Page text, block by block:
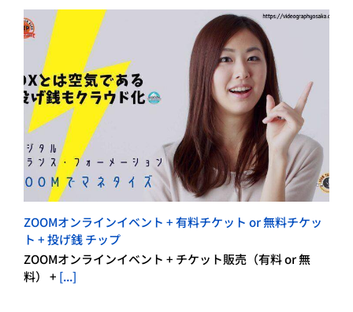
ZOOMオンラインイベント + 有料チケット or 無料チケッ
ト + 投げ銭 チップ
ZOOMオンラインイベント + チケット販売（有料 or 無
料） + [...]